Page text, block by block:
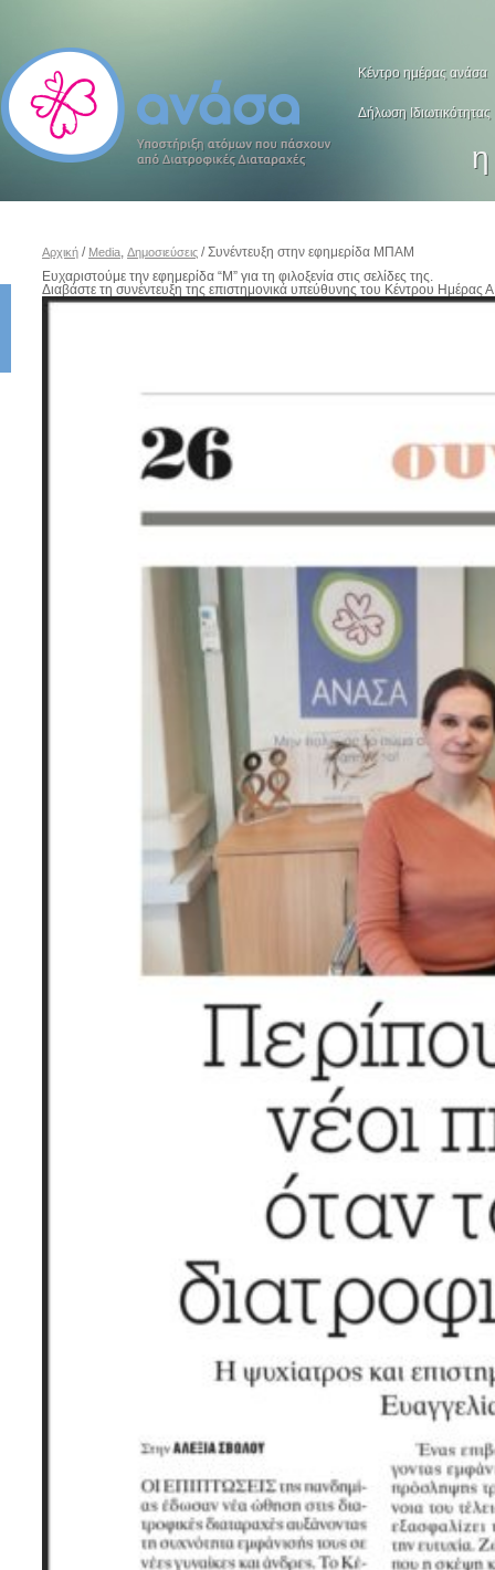
Κέντρο ημέρας ανάσα
Δήλωση Ιδιωτικότητας
Αρχική / Media, Δημοσιεύσεις / Συνέντευξη στην εφημερίδα ΜΠΑΜ
Ευχαριστούμε την εφημερίδα “Μ” για τη φιλοξενία στις σελίδες της.
Διαβάστε τη συνέντευξη της επιστημονικά υπεύθυνης του Κέντρου